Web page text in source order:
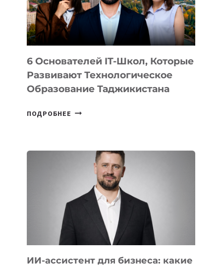
ОТ
OPENAI
6 Основателей IT-Школ, Которые
Развивают Технологическое
Образование Таджикистана
ПОДРОБНЕЕ 6
КОТОРЫЕ
РАЗВИВАЮТ
ТЕХНОЛОГИЧЕСКОЕ
ОБРАЗОВАНИЕ
ТАДЖИКИСТАНА
ИИ-ассистент для бизнеса: какие